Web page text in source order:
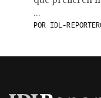
...
POR IDL-